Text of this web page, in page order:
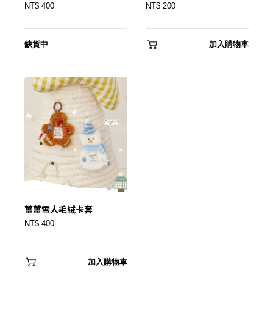
忘記密碼？
我 要 註 冊
NT$ 400
缺貨中
NT$ 200
加入購物車
薑薑雪人毛絨卡套
NT$ 400
加入購物車